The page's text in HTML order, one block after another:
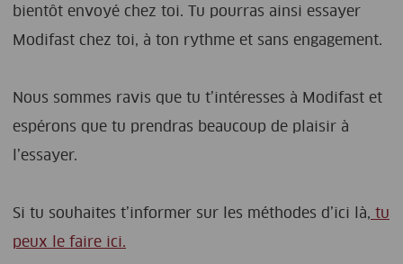
bientôt envoyé chez toi. Tu pourras ainsi essayer
Modifast chez toi, à ton rythme et sans engagement.
Nous sommes ravis que tu t’intéresses à Modifast et
espérons que tu prendras beaucoup de plaisir à
l’essayer.
Si tu souhaites t’informer sur les méthodes d’ici là, tu
peux le faire ici.